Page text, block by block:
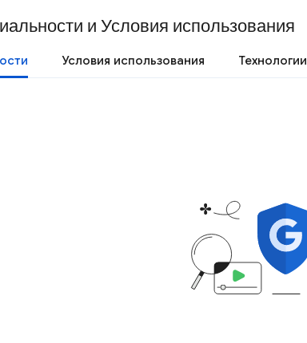
и Условия использования
Условия использования Технологии